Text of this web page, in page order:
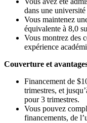
dans une
Vous maintenez
équivalente à 8,0
Vous montrez des
expérience
Couverture et
Financement de
trimestres, et
pour 3 trimestres.
Vous pouvez
financements, de